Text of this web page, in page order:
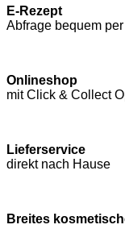
E-Rezept
Abfrage bequem
Onlineshop
mit Click & Collect
Lieferservice
direkt nach Hause
Breites